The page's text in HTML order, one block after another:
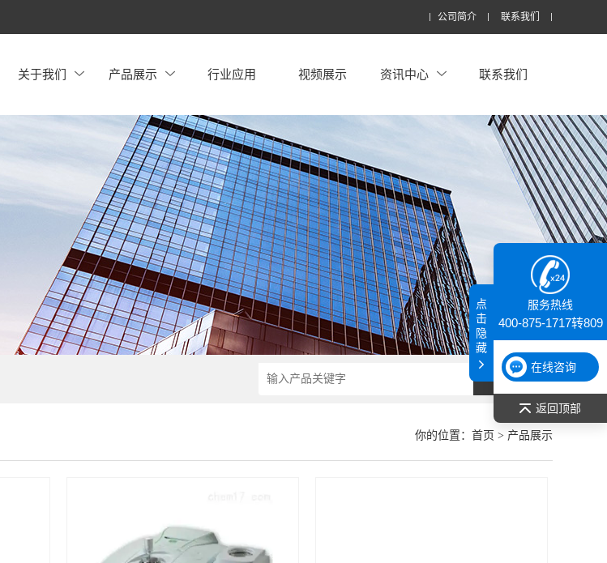
公司简介 联系我们
关于我们 产品展示 行业应用 视频展示 资讯中心 联系我们
你的位置： 首页 > 产品展示
服务热线
400-875-1717转809
在线咨询
返回顶部
点
击
隐
藏